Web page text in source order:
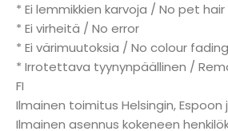
* Ei lemmikkien karvoja / No pet hair
* Ei virheitä / No error
* Ei värimuutoksia / No colour fading
* Irrotettava tyynynpäällinen /
FI
Ilmainen toimitus Helsingin,
Ilmainen asennus kokeneen